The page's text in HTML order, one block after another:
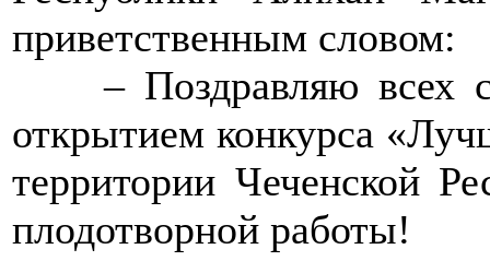
приветственным словом:
>>>>– Поздравляю всех
открытием конкурса
территории Чеченской
плодотворной работы!